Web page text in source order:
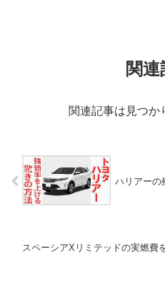
関
関連記事は見つか
ハリアーの
スペーシアXリミテッドの実燃費